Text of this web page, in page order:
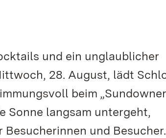
und ein unglaublicher
28. August, lädt
beim
Sonne langsam untergeht,
und Besucher.